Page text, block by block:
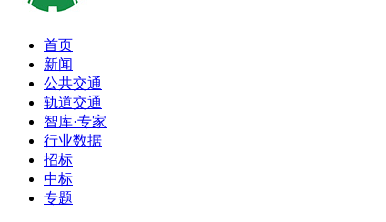
首页
新闻
公共交通
轨道交通
智库·专家
行业数据
招标
中标
专题